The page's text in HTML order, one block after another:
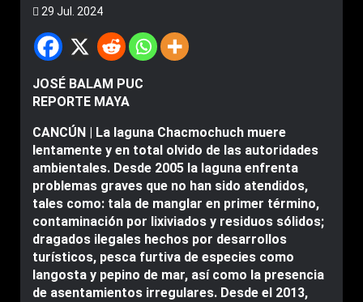
29 Jul. 2024
JOSÉ BALAM PUC
REPORTE MAYA
CANCÚN | La laguna Chacmochuch muere
lentamente y en total olvido de las autoridades
ambientales. Desde 2005 la laguna enfrenta
problemas graves que no han sido atendidos,
tales como: tala de manglar en primer término,
contaminación por lixiviados y residuos sólidos;
dragados ilegales hechos por desarrollos
turísticos, pesca furtiva de especies como
langosta y pepino de mar, así como la presencia
de asentamientos irregulares. Desde el 2013,